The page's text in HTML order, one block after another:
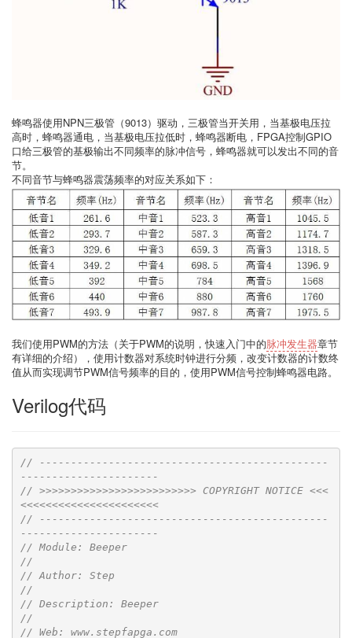
蜂鸣器使用NPN三极管（9013）驱动，三极管当开关用，当基极电压拉
高时，蜂鸣器通电，当基极电压拉低时，蜂鸣器断电，FPGA控制GPIO
口给三极管的基极输出不同频率的脉冲信号，蜂鸣器就可以发出不同的音
节。
不同音节与蜂鸣器震荡频率的对应关系如下：
我们使用PWM的方法（关于PWM的说明，快速入门中的脉冲发生器章节
有详细的介绍），使用计数器对系统时钟进行分频，改变计数器的计数终
值从而实现调节PWM信号频率的目的，使用PWM信号控制蜂鸣器电路。
Verilog代码
// ----------------------------------------------
----------------------
// >>>>>>>>>>>>>>>>>>>>>>>>> COPYRIGHT NOTICE <<<
<<<<<<<<<<<<<<<<<<<<<<
// ----------------------------------------------
----------------------
// Module: Beeper
//
// Author: Step
//
// Description: Beeper
//
// Web: www.stepfapga.com